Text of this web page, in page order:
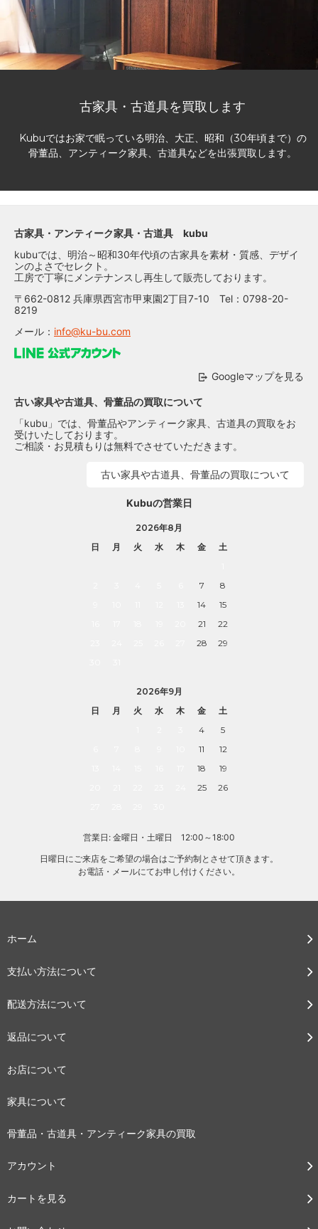
古家具・古道具を買取します
Kubuではお家で眠っている明治、大正、昭和（30年頃まで）の
骨董品、アンティーク家具、古道具などを出張買取します。
古家具・アンティーク家具・古道具 kubu
kubuでは、明治～昭和30年代頃の古家具を素材・質感、デザイ
ンのよさでセレクト。
工房で丁寧にメンテナンスし再生して販売しております。
〒662-0812 兵庫県西宮市甲東園2丁目7-10 Tel：0798-20-
8219
メール： info@ku-bu.com
Googleマップを見る
古い家具や古道具、骨董品の買取について
「kubu」では、骨董品やアンティーク家具、古道具の買取をお
受けいたしております。
ご相談・お見積もりは無料でさせていただきます。
古い家具や古道具、骨董品の買取について
Kubuの営業日
2026年8月
日
月 火 水 木 金
土
7
8
14
15
21
22
28
29
2026年9月
日
月 火 水 木 金
土
4
5
11
12
18
19
25
26
営業日: 金曜日・土曜日 12:00～18:00
日曜日にご来店をご希望の場合はご予約制とさせて頂きます。
お電話・メールにてお申し付けください。
ホーム
支払い方法について
配送方法について
返品について
お店について
家具について
骨董品・古道具・アンティーク家具の買取
アカウント
カートを見る